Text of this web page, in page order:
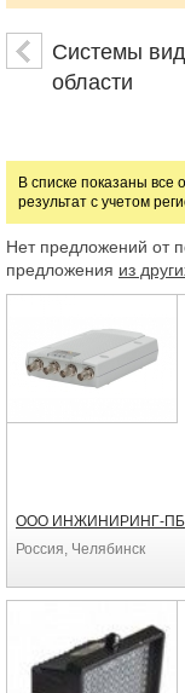
Арматура
Мониторы, пульты
Видеосерверы
Цена
руб.
Системы
области
В списке показаны все
результат с учетом
Нет предложений от
предложения из
ООО ИНЖИНИРИНГ-ПБ
Россия, Челябинск